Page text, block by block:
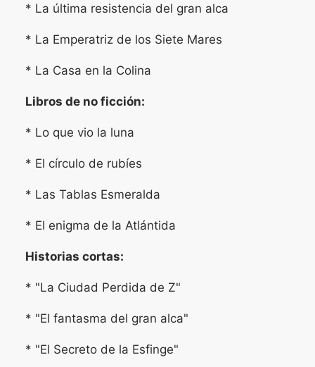
* La última resistencia del gran alca
* La Emperatriz de los Siete Mares
* La Casa en la Colina
Libros de no ficción:
* Lo que vio la luna
* El círculo de rubíes
* Las Tablas Esmeralda
* El enigma de la Atlántida
Historias cortas:
* "La Ciudad Perdida de Z"
* "El fantasma del gran alca"
* "El Secreto de la Esfinge"